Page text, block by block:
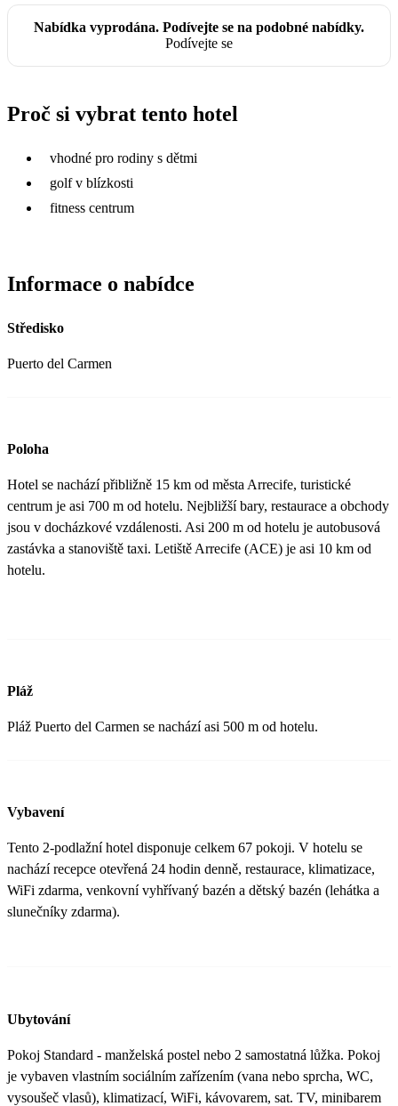
Nabídka vyprodána. Podívejte se na podobné nabídky.
Podívejte se
Proč si vybrat tento hotel
vhodné pro rodiny s dětmi
golf v blízkosti
fitness centrum
Informace o nabídce
Středisko
Puerto del Carmen
Poloha
Hotel se nachází přibližně 15 km od města Arrecife, turistické
centrum je asi 700 m od hotelu. Nejbližší bary, restaurace a obchody
jsou v docházkové vzdálenosti. Asi 200 m od hotelu je autobusová
zastávka a stanoviště taxi. Letiště Arrecife (ACE) je asi 10 km od
hotelu.
Pláž
Pláž Puerto del Carmen se nachází asi 500 m od hotelu.
Vybavení
Tento 2-podlažní hotel disponuje celkem 67 pokoji. V hotelu se
nachází recepce otevřená 24 hodin denně, restaurace, klimatizace,
WiFi zdarma, venkovní vyhřívaný bazén a dětský bazén (lehátka a
slunečníky zdarma).
Ubytování
Pokoj Standard - manželská postel nebo 2 samostatná lůžka. Pokoj
je vybaven vlastním sociálním zařízením (vana nebo sprcha, WC,
vysoušeč vlasů), klimatizací, WiFi, kávovarem, sat. TV, minibarem